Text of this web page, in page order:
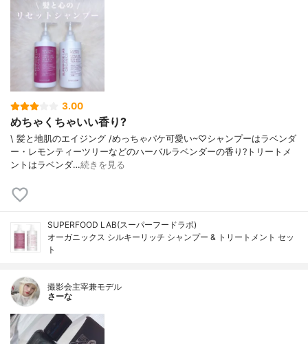
3.00
めちゃくちゃいい香り?
ㅤㅤㅤㅤㅤㅤ\ 髪と地肌のエイジング /めっちゃパケ可愛い~♡シャンプーはラベンダ
ー・レモンティーツリーなどのハーバルラベンダーの香り?トリートメ
ントはラベンダ…続きを見る
SUPERFOOD LAB(スーパーフードラボ)
オーガニックス シルキーリッチ シャンプー & トリートメント セッ
ト
撮影会主宰兼モデル
さーな